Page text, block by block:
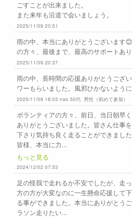
ごすことが出来ました。
また来年も沿道で会いましょう。
2025/11/09 20:51
雨の中、本当にありがとうございます
の方々、最後まで、最高のサポートあ
2025/11/09 20:37
雨の中、長時間の応援ありがとうござ
ワーもらいました。風邪ひかないように
2025/11/09 18:03 nao 50代 男性（初めて参加）
ボランティアの方々、前日、当日朝早
ありがとうございました。皆さん仕事
下さり気持ち良く走ることができまし
皆様、本当に力...
もっと見る
2024/12/02 07:53
足の怪我で走れるか不安でしたが、走
方の方が大変なのに一生懸命応援して
る事ができました。本当にありがとう
ラソン走りたい...